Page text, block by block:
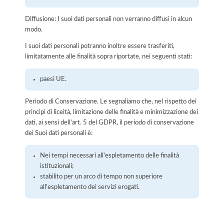
Diffusione: I suoi dati personali non verranno diffusi in alcun
modo.
I suoi dati personali potranno inoltre essere trasferiti,
limitatamente alle finalità sopra riportate, nei seguenti stati:
paesi UE.
Periodo di Conservazione. Le segnaliamo che, nel rispetto dei
principi di liceità, limitazione delle finalità e minimizzazione dei
dati, ai sensi dell’art. 5 del GDPR, il periodo di conservazione
dei Suoi dati personali è:
Nei tempi necessari all'espletamento delle finalità
istituzionali;
stabilito per un arco di tempo non superiore
all'espletamento dei servizi erogati.